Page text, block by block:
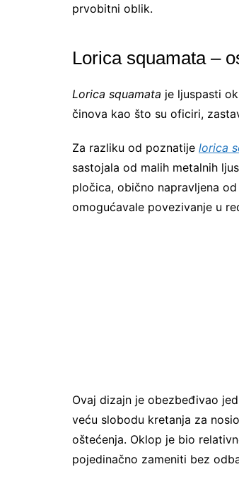
prvobitni oblik.
Lorica squamata –
Lorica squamata je ljuspasti
činova kao što su oficiri,
Za razliku od poznatije lorica
sastojala od malih metalnih
pločica, obično napravljena
omogućavale povezivanje u
Ovaj dizajn je obezbeđivao
veću slobodu kretanja za
oštećenja. Oklop je bio
pojedinačno zameniti bez